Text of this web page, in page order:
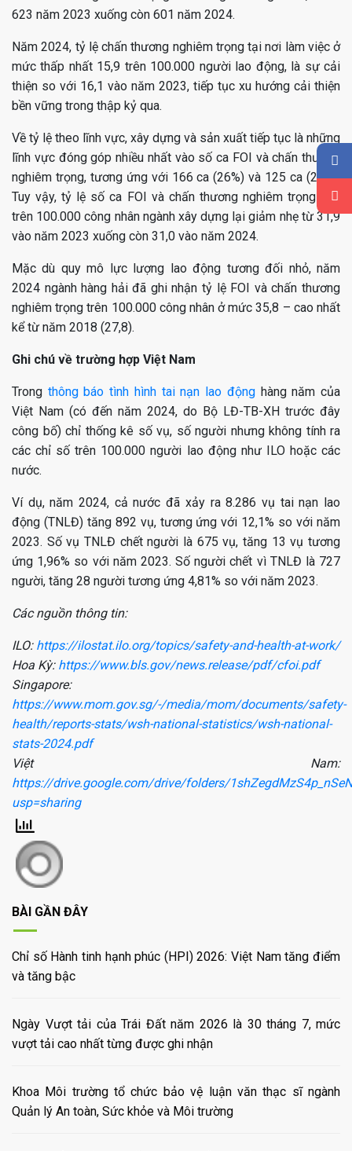
623 năm 2023 xuống còn 601 năm 2024.
Năm 2024, tỷ lệ chấn thương nghiêm trọng tại nơi làm việc ở
mức thấp nhất 15,9 trên 100.000 người lao động, là sự cải
thiện so với 16,1 vào năm 2023, tiếp tục xu hướng cải thiện
bền vững trong thập kỷ qua.
Về tỷ lệ theo lĩnh vực, xây dựng và sản xuất tiếp tục là những
lĩnh vực đóng góp nhiều nhất vào số ca FOI và chấn thương
nghiêm trọng, tương ứng với 166 ca (26%) và 125 ca (20%).
Tuy vậy, tỷ lệ số ca FOI và chấn thương nghiêm trọng tính
trên 100.000 công nhân ngành xây dựng lại giảm nhẹ từ 31,9
vào năm 2023 xuống còn 31,0 vào năm 2024.
Mặc dù quy mô lực lượng lao động tương đối nhỏ, năm
2024 ngành hàng hải đã ghi nhận tỷ lệ FOI và chấn thương
nghiêm trọng trên 100.000 công nhân ở mức 35,8 – cao nhất
kể từ năm 2018 (27,8).
Ghi chú về trường hợp Việt Nam
Trong thông báo tình hình tai nạn lao độnghàng năm của
Việt Nam (có đến năm 2024, do Bộ LĐ-TB-XH trước đây
công bố) chỉ thống kê số vụ, số người nhưng không tính ra
các chỉ số trên 100.000 người lao động như ILO hoặc các
nước.
Ví dụ, năm 2024, cả nước đã xảy ra 8.286 vụ tai nạn lao
động (TNLĐ) tăng 892 vụ, tương ứng với 12,1% so với năm
2023. Số vụ TNLĐ chết người là 675 vụ, tăng 13 vụ tương
ứng 1,96% so với năm 2023. Số người chết vì TNLĐ là 727
người, tăng 28 người tương ứng 4,81% so với năm 2023.
Các nguồn thông tin:
ILO: https://ilostat.ilo.org/topics/safety-and-health-at-work/
Hoa Kỳ: https://www.bls.gov/news.release/pdf/cfoi.pdf
Singapore:
https://www.mom.gov.sg/-/media/mom/documents/safety-
health/reports-stats/wsh-national-statistics/wsh-national-
stats-2024.pdf
Việt Nam:
https://drive.google.com/drive/folders/
usp=sharing
BÀI GẦN ĐÂY
Chỉ số Hành tinh hạnh phúc (HPI) 2026: Việt Nam tăng điểm
và tăng bậc
Ngày Vượt tải của Trái Đất năm 2026 là 30 tháng 7, mức
vượt tải cao nhất từng được ghi nhận
Khoa Môi trường tổ chức bảo vệ luận văn thạc sĩ ngành
Quản lý An toàn, Sức khỏe và Môi trường